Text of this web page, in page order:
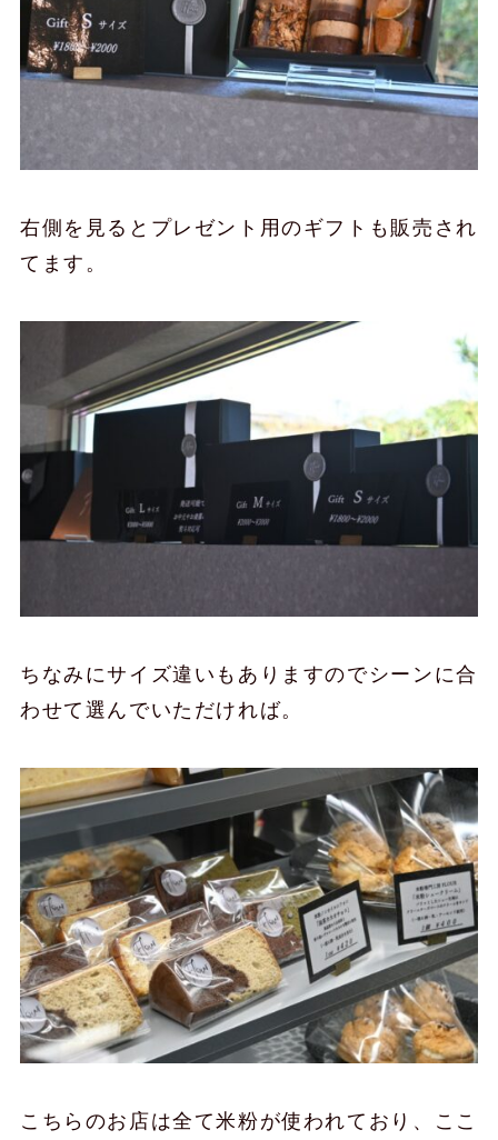
右側を見るとプレゼント用のギフトも販売され
てます。
ちなみにサイズ違いもありますのでシーンに合
わせて選んでいただければ。
こちらのお店は全て米粉が使われており、ここ